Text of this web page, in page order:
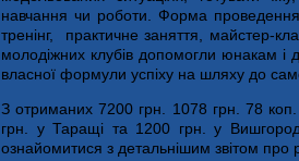
навчання чи роботи. Форма проведення
тренінг, практичне заняття, майстер-
молодіжних клубів допомогли юнакам і
власної формули успіху на шляху до
З отриманих 7200 грн. 1078 грн. 78
грн. у Таращі та 1200 грн. у
ознайомитися з детальнішим звітом про